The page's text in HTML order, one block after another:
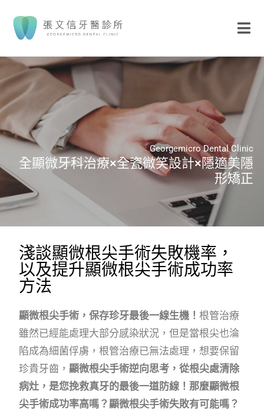
Georgemicro Dental Clinic
全顯微牙科治療×全瓷微笑設計×隱適美隱
形矯正
淺談顯微根尖手術失敗機率，
以及提升顯微根尖手術成功率
方法
顯微根尖手術，保存珍牙最後一線生機！根管治療
雖然已經能處理大部分感染狀況，但是當根尖也淪
陷成為細菌俘虜，根管治療已無法處理，想要保留
珍貴牙齒，顯微根尖手術逆向思考，從根尖處清除
病灶，是您挽救真牙的最後一道防線！那麼顯微根
尖手術成功率高嗎？顯微根尖手術失敗有可能嗎？